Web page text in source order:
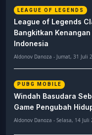
LEAGUE OF LEGENDS
League of Legends
Bangkitkan Kenangan
Indonesia
Aldonov Danoza - Jumat, 31 Juli
PUBG MOBILE
Windah Basudara
Game Pengubah
Aldonov Danoza - Selasa, 14 Juli